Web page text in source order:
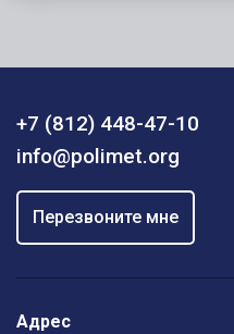
Адрес
+7 (812) 448-47-10
info@polimet.org
Перезвоните мне